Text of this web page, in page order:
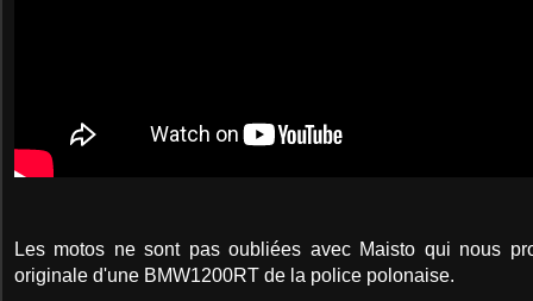
Les motos ne sont pas oubliées avec Maisto qui nous
originale d'une BMW1200RT de la police polonaise.